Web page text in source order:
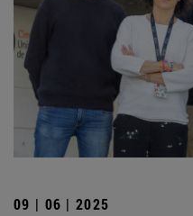
09 | 06 | 2025